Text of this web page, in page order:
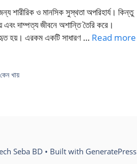
ও মানসিক সুস্থতা অপরিহার্য। কিন্তু
দাম্পত্য জীবনে অশান্তি তৈরি করে।
হয়। এরকম একটি সাধারণ … Read more
খায়
Seba BD • Built with GeneratePress